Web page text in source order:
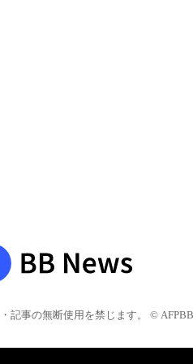
記事の無断使用を禁じます。 © AFPBB